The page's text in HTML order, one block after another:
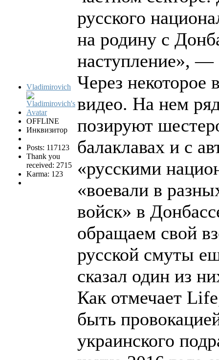
Vladimirovich
OFFLINE
Инквизитор
Posts: 117123
Thank you
received: 2715
Karma: 123
русского
на родину с
наступление», —
Через некоторое
видео. На нем
позируют
балаклавах и с
«русскими
«воевали в
войск» в
обращаем свой
русской смуты
сказал один из
Как отмечает
быть
украинского